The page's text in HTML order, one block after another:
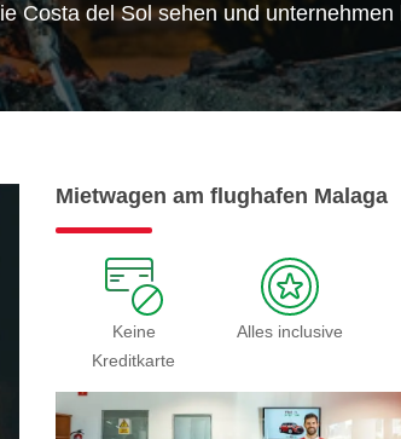
Costa del Sol sehen und unternehmen
Mietwagen am flughafen Malaga
Keine
Kreditkarte
Alles inclusive